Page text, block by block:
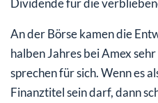
Dividende für die
An der Börse kamen die
halben Jahres bei Amex
sprechen für sich. Wenn es
Finanztitel sein darf, dann